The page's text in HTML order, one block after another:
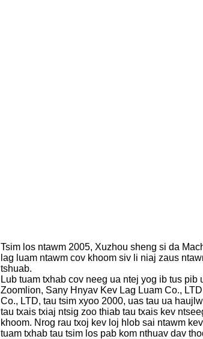
Tsim los ntawm 2005, Xuzhou sheng si da
lag luam ntawm cov khoom siv li niaj zaus
tshuab.
Lub tuam txhab cov neeg ua ntej yog ib tus pib
Zoomlion, Sany Hnyav Kev Lag Luam Co.,
Co., LTD, tau tsim xyoo 2000, uas tau ua
tau txais txiaj ntsig zoo thiab tau txais kev
khoom. Nrog rau txoj kev loj hlob sai ntawm
tuam txhab tau tsim los pab kom nthuav dav